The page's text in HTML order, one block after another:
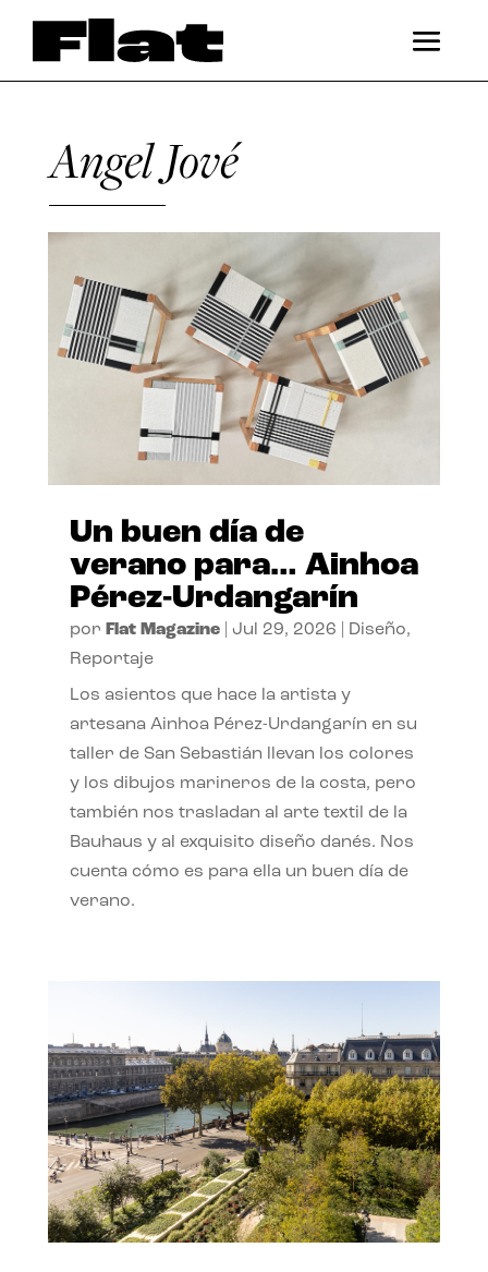
Angel Jové
Un buen día de
verano para… Ainhoa
Pérez-Urdangarín
por Flat Magazine| Jul 29, 2026 Diseño,
Reportaje
Los asientos que hace la artista y
artesana Ainhoa Pérez-Urdangarín en su
taller de San Sebastián llevan los colores
y los dibujos marineros de la costa, pero
también nos trasladan al arte textil de la
Bauhaus y al exquisito diseño danés. Nos
cuenta cómo es para ella un buen día de
verano.